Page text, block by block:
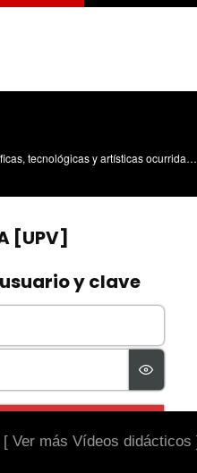
Divulgación de las actividades científicas, tecnológicas y artísticas ocurridas en los tres campus de la UPV
[ Ver más Vídeos didácticos